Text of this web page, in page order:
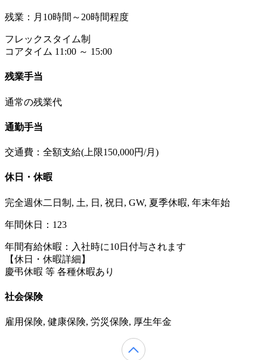
残業：月10時間～20時間程度
フレックスタイム制
コアタイム 11:00 ～ 15:00
残業手当
通常の残業代
通勤手当
交通費：全額支給(上限150,000円/月)
休日・休暇
完全週休二日制, 土, 日, 祝日, GW, 夏季休暇, 年末年始
年間休日：123
年間有給休暇：入社時に10日付与されます
【休日・休暇詳細】
慶弔休暇 等 各種休暇あり
社会保険
雇用保険, 健康保険, 労災保険, 厚生年金